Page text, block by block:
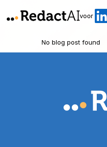
voor
No blog post found